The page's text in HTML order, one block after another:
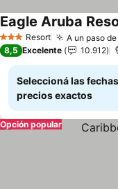
3 EstrellasResort A un paso
Eagle Aruba
8,5 Excelente 10.912
Seleccioná las
precios exactos
Opción popular